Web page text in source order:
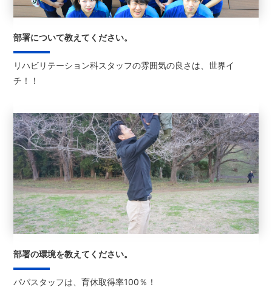
部署について教えてください。
リハビリテーション科スタッフの雰囲気の良さは、世界イ
チ！！
部署の環境を教えてください。
パパスタッフは、育休取得率100％！